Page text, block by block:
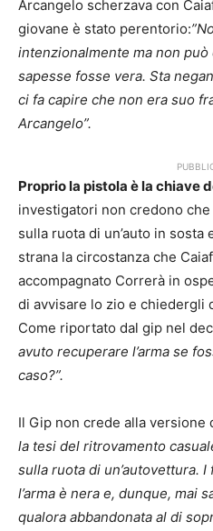
Arcangelo scherzava con
giovane è stato perentorio:
intenzionalmente ma non
sapesse fosse vera. Sta
ci fa capire che non era suo
Arcangelo”.
Proprio la pistola è la chiave
investigatori non credono
sulla ruota di un’auto in
strana la circostanza che
accompagnato Correrà in
di avvisare lo zio e chiedergli
Come riportato dal gip nel
avuto recuperare l’arma se
caso?”.
Il Gip non crede alla versione
la tesi del ritrovamento
sulla ruota di un’autovettura.
l’arma è nera e, dunque, mai
qualora abbandonata al di